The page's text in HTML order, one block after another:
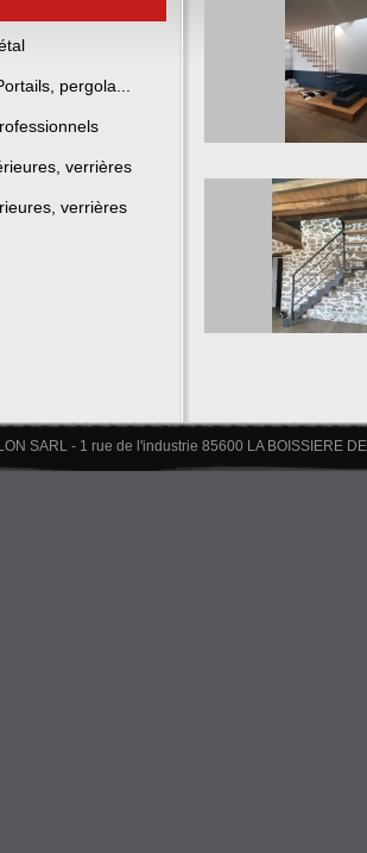
pergola...
verrières
verrières
SARL - 1 rue de l'industrie 85600 LA BOISSIERE